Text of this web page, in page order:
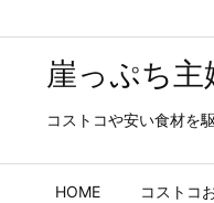
崖っぷち
コストコや安い食材を
HOME コストコ